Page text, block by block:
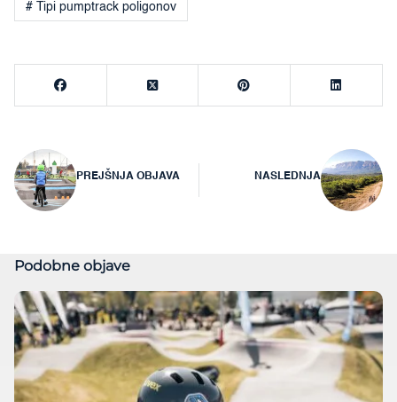
# Tipi pumptrack poligonov
Navigacija
prispevka
PREJŠNJA OBJAVA NASLEDNJA
Podobne objave